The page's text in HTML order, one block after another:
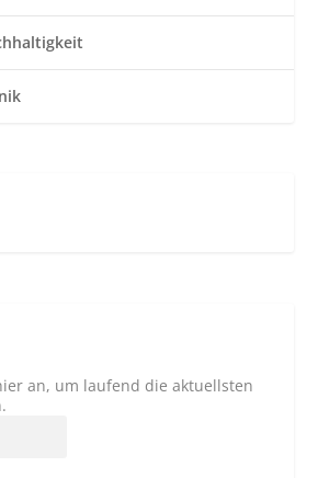
an, um laufend die aktuellsten